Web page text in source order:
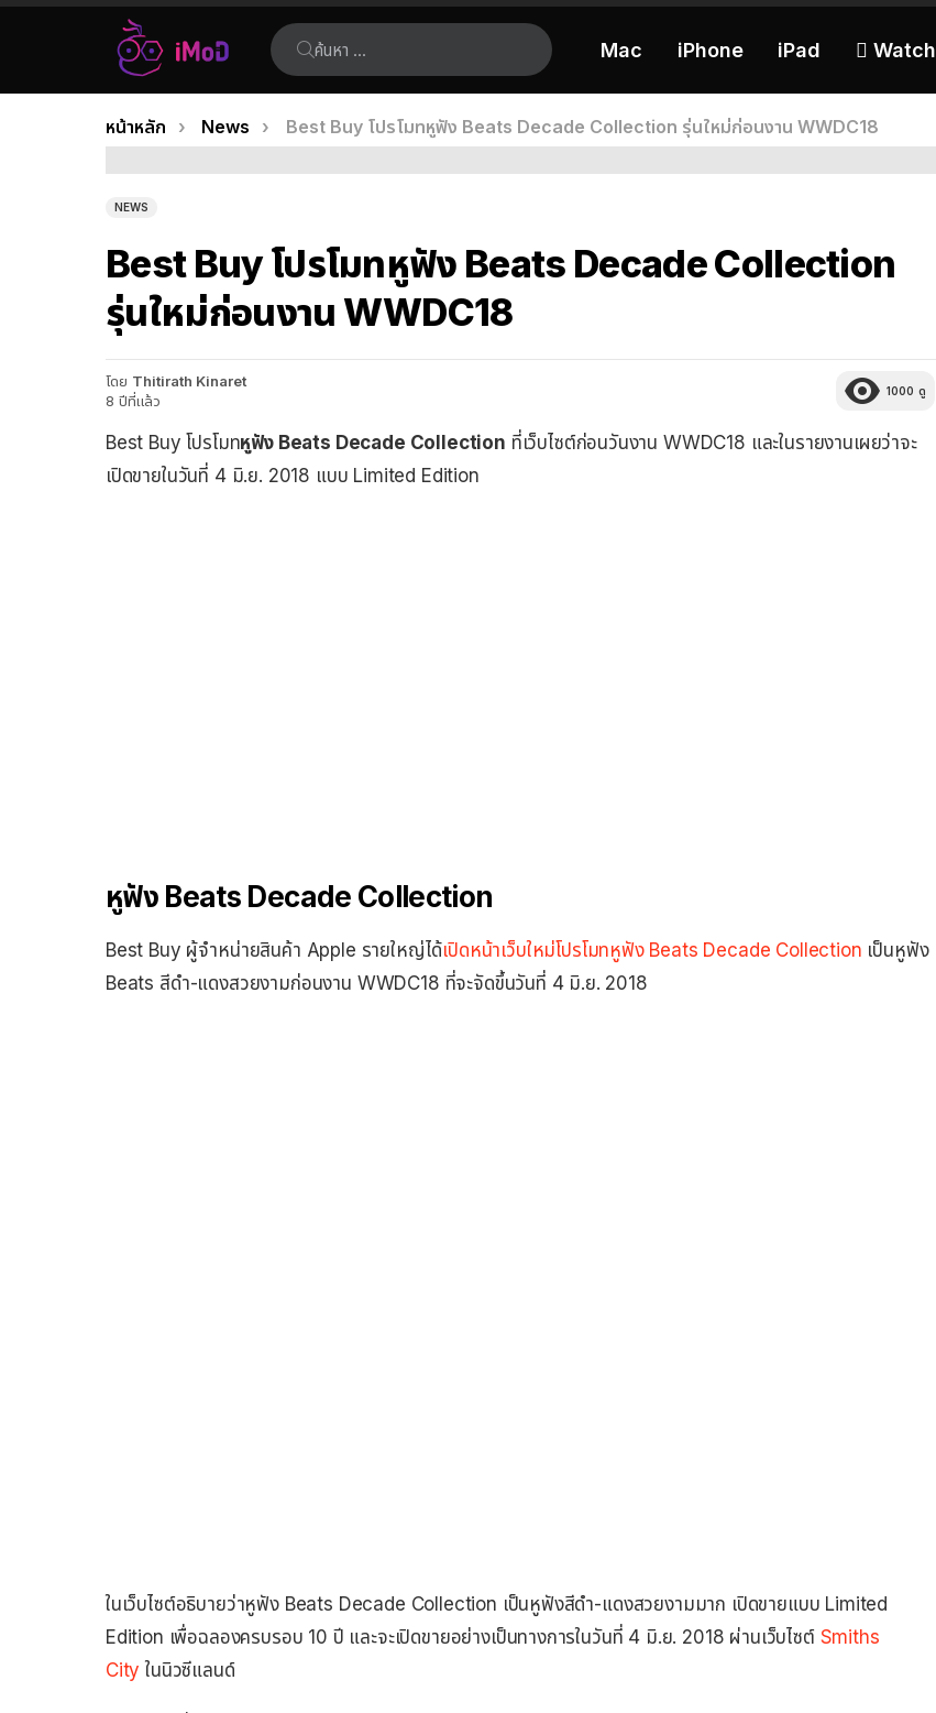
ค้นหา:
Mac iPhone iPad  Watch
เรื่อง
ล่าสุด
คุณอยู่ที่นี่:
หน้าหลัก News Best Buy โปรโมทหูฟัง Beats Decade Collection รุ่นใหม่ก่อนงาน WWDC18
NEWS
Best Buy โปรโมทหูฟัง Beats Decade Collection
รุ่นใหม่ก่อนงาน WWDC18
โดย Thitirath Kinaret
8 ปีที่แล้ว
1000 ดู
Best Buy โปรโมทหูฟัง Beats Decade Collection ที่เว็บไซต์ก่อนวันงาน WWDC18 และในรายงานเผยว่าจะ
เปิดขายในวันที่ 4 มิ.ย. 2018 แบบ Limited Edition
หูฟัง Beats Decade Collection
Best Buy ผู้จำหน่ายสินค้า Apple รายใหญ่ได้เปิดหน้าเว็บใหม่โปรโมทหูฟัง Beats Decade Collection เป็นหูฟัง
Beats สีดำ-แดงสวยงามก่อนงาน WWDC18 ที่จะจัดขึ้นวันที่ 4 มิ.ย. 2018
ในเว็บไซต์อธิบายว่าหูฟัง Beats Decade Collection เป็นหูฟังสีดำ-แดงสวยงามมาก เปิดขายแบบ Limited
Edition เพื่อฉลองครบรอบ 10 ปี และจะเปิดขายอย่างเป็นทางการในวันที่ 4 มิ.ย. 2018 ผ่านเว็บไซต์ Smiths
City ในนิวซีแลนด์